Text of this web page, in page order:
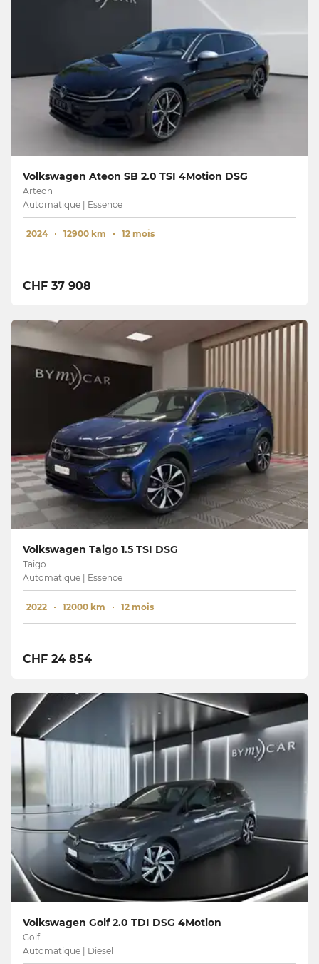
Volkswagen Ateon SB 2.0 TSI 4Motion DSG
Arteon
Automatique | Essence
2024 12900 km 12 mois
CHF 37 908
Volkswagen Taigo 1.5 TSI DSG
Taigo
Automatique | Essence
2022 12000 km 12 mois
CHF 24 854
Volkswagen Golf 2.0 TDI DSG 4Motion
Golf
Automatique | Diesel